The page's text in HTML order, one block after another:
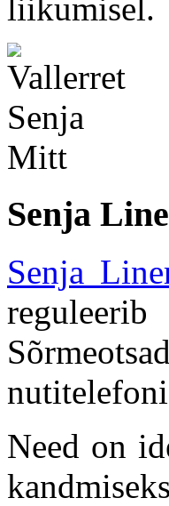
liikumisel.
Senja
Senja
Need on